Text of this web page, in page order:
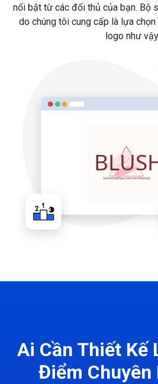
nổi bật từ các đối thủ của bạn. Bộ
do chúng tôi cung cấp là lựa
logo như
Ai Cần Thiết Kế
Điểm Chuyên